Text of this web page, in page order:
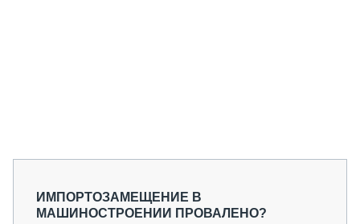
ИМПОРТОЗАМЕЩЕНИЕ В
МАШИНОСТРОЕНИИ ПРОВАЛЕНО?